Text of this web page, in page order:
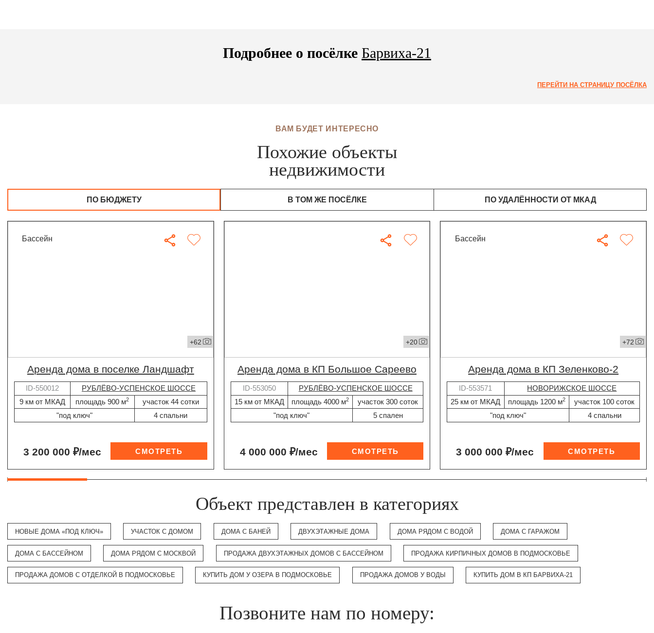
Подробнее о посёлке Барвиха-21
ПЕРЕЙТИ НА СТРАНИЦУ ПОСЁЛКА
ВАМ БУДЕТ ИНТЕРЕСНО
Похожие объекты
недвижимости
ПО БЮДЖЕТУ В ТОМ ЖЕ ПОСЁЛКЕ ПО УДАЛЁННОСТИ ОТ МКАД
бассейн
+62
Аренда дома в поселке Ландшафт
ID-550012
РУБЛЁВО-УСПЕНСКОЕ ШОССЕ
9 км от МКАД
площадь 900 м2
участок 44 сотки
"под ключ"
4 спальни
3 200 000 ₽/мес
+20
Аренда дома в КП Большое Сареево
ID-553050
РУБЛЁВО-УСПЕНСКОЕ ШОССЕ
15 км от МКАД
площадь 4000 м2
участок 300 соток
"под ключ"
5 спален
4 000 000 ₽/мес
бассейн
+72
Аренда дома в КП Зеленково-2
ID-553571
НОВОРИЖСКОЕ ШОССЕ
25 км от МКАД
площадь 1200 м2
участок 100 соток
"под ключ"
4 спальни
3 000 000 ₽/мес
Объект представлен в категориях
НОВЫЕ ДОМА «ПОД КЛЮЧ» УЧАСТОК С ДОМОМ ДОМА С БАНЕЙ ДВУХЭТАЖНЫЕ ДОМА ДОМА РЯДОМ С ВОДОЙ ДОМА С ГАРАЖОМ
ДОМА С БАССЕЙНОМ ДОМА РЯДОМ С МОСКВОЙ ПРОДАЖА ДВУХЭТАЖНЫХ ДОМОВ С БАССЕЙНОМ ПРОДАЖА КИРПИЧНЫХ ДОМОВ В ПОДМОСКОВЬЕ
ПРОДАЖА ДОМОВ С ОТДЕЛКОЙ В ПОДМОСКОВЬЕ КУПИТЬ ДОМ У ОЗЕРА В ПОДМОСКОВЬЕ ПРОДАЖА ДОМОВ У ВОДЫ КУПИТЬ ДОМ В КП БАРВИХА-21
Позвоните нам по номеру: